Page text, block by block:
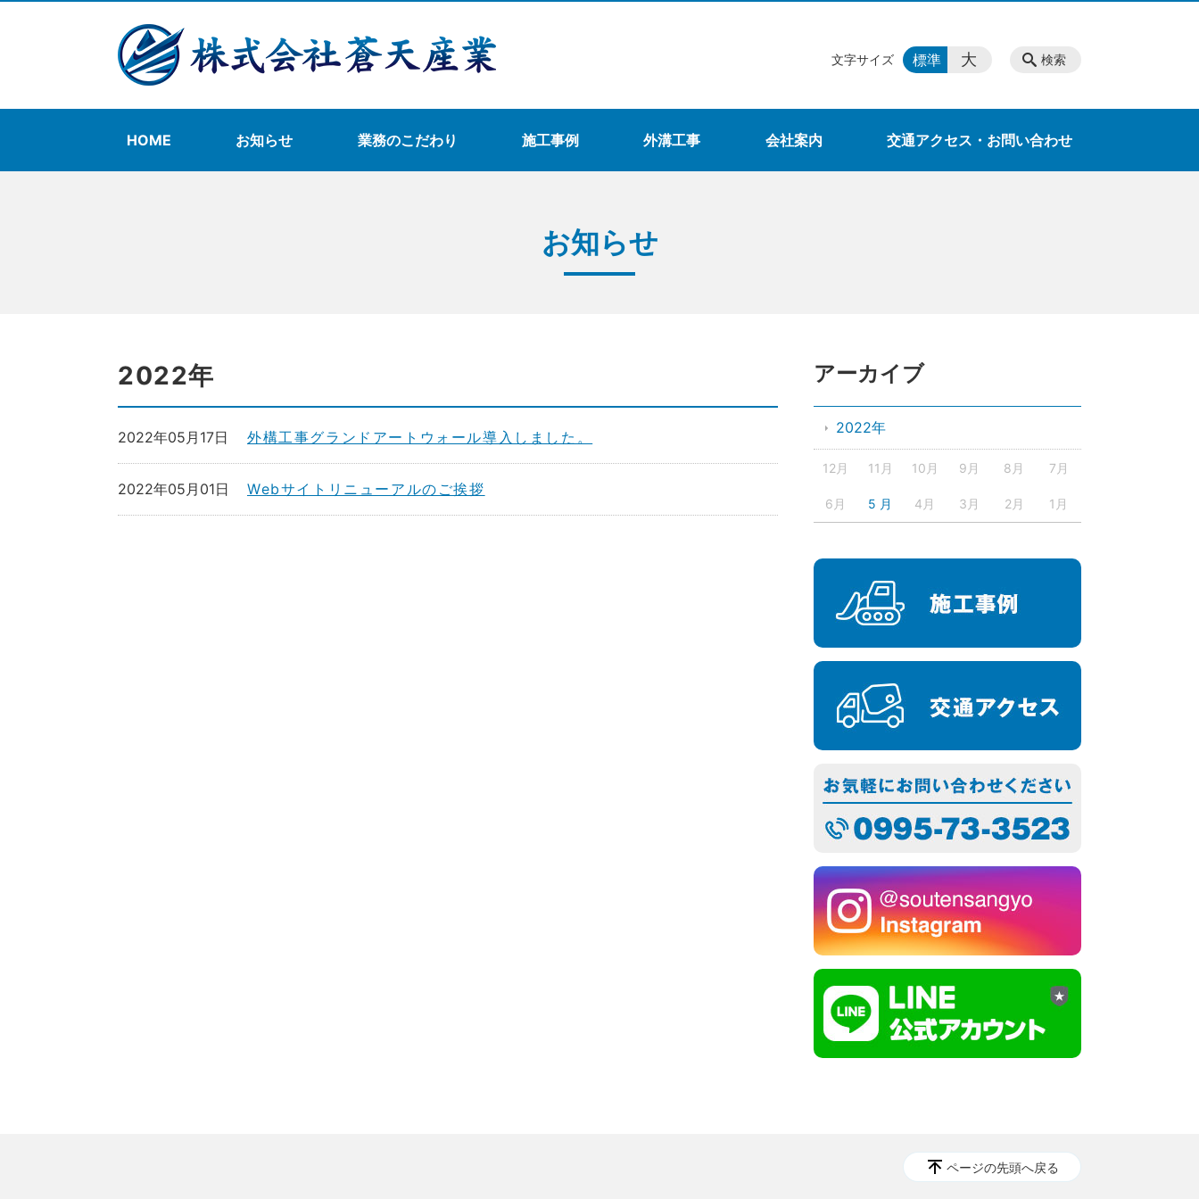
HOME お知らせ 業務のこだわり 施工事例 外溝工事 会社案内 交通アクセス・お問い合わせ
検索
文字サイズ 標準 大
お知らせ
2022年
外構工事グランドアートウォール導入しました。
2022年05月17日
Webサイトリニューアルのご挨拶
2022年05月01日
アーカイブ
2022年
12月 11月 10月 9月 8月 7月
6月 5 月 4月 3月 2月 1月
ページの先頭へ戻る